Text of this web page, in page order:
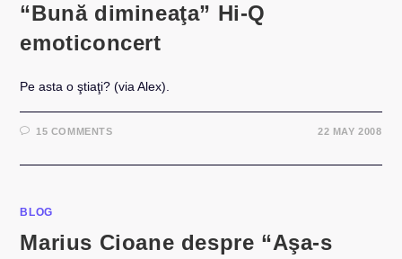
“Bună dimineaţa” Hi-Q
emoticoncert
Pe asta o ştiaţi? (via Alex).
15 COMMENTS 22 MAY 2008
BLOG
Marius Cioane despre “Aşa-s